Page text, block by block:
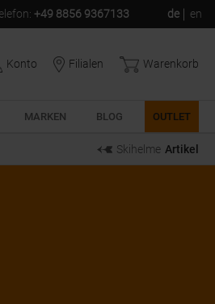
: +49 8856 9367133 de en
Konto Filialen Warenkorb
MARKEN BLOG OUTLET
Skihelme Artikel